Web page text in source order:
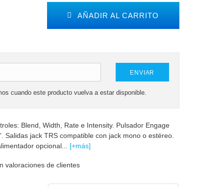
AÑADIR AL CARRITO
ENVIAR
cuando este producto vuelva a estar disponible.
Blend, Width, Rate e Intensity. Pulsador Engage
Salidas jack TRS compatible con jack mono o estéreo.
opcional... [+más]
valoraciones de clientes